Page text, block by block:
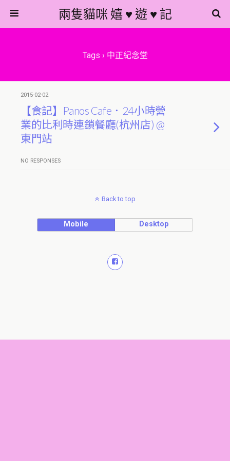
兩隻貓咪 嬉 ♥ 遊 ♥ 記
Tags › 中正紀念堂
2015-02-02
【食記】Panos Cafe．24小時營
業的比利時連鎖餐廳(杭州店) @
東門站
NO RESPONSES
Back to top
Mobile Desktop